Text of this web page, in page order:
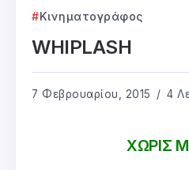
Κινηματογράφος
WHIPLASH
7 Φεβρουαρίου, 2015 4
ΧΩΡΙΣ